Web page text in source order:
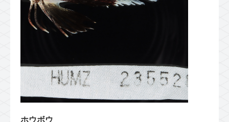
ホウボウ